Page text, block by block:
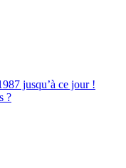
jusqu’à ce jour !
?